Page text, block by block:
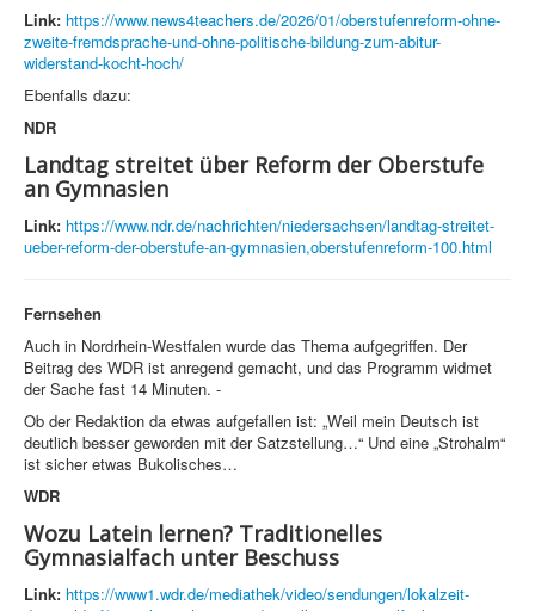
Link: https://www.news4teachers.de/2026/01/oberstufenreform-ohne-
zweite-fremdsprache-und-ohne-politische-bildung-zum-abitur-
widerstand-kocht-hoch/
Ebenfalls dazu:
NDR
Landtag streitet über Reform der Oberstufe
an Gymnasien
Link: https://www.ndr.de/nachrichten/niedersachsen/landtag-streitet-
ueber-reform-der-oberstufe-an-gymnasien,oberstufenreform-100.html
Fernsehen
Auch in Nordrhein-Westfalen wurde das Thema aufgegriffen. Der
Beitrag des WDR ist anregend gemacht, und das Programm widmet
der Sache fast 14 Minuten. -
Ob der Redaktion da etwas aufgefallen ist: „Weil mein Deutsch ist
deutlich besser geworden mit der Satzstellung…“ Und eine „Strohalm“
ist sicher etwas Bukolisches…
WDR
Wozu Latein lernen? Traditionelles
Gymnasialfach unter Beschuss
Link: https://www1.wdr.de/mediathek/video/sendungen/lokalzeit-